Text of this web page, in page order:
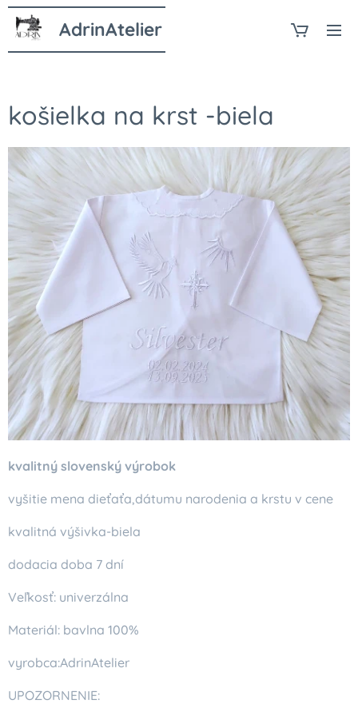
AdrinAtelier
košielka na krst -biela
kvalitný slovenský výrobok
vyšitie mena dieťaťa,dátumu narodenia a krstu v cene
kvalitná výšivka-biela
dodacia doba 7 dní
Veľkosť: univerzálna
Materiál: bavlna 100%
vyrobca:AdrinAtelier
UPOZORNENIE: